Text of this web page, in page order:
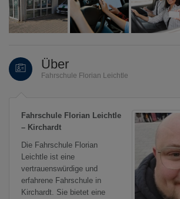
Über
Fahrschule Florian Leichtle
Fahrschule Florian Leichtle
– Kirchardt
Die Fahrschule Florian
Leichtle ist eine
vertrauenswürdige und
erfahrene Fahrschule in
Kirchardt. Sie bietet eine